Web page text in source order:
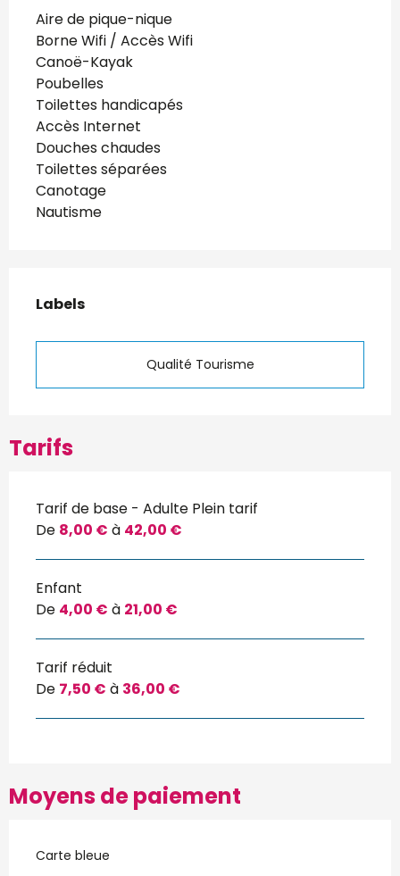
Aire de pique-nique
Borne Wifi / Accès Wifi
Canoë-Kayak
Poubelles
Toilettes handicapés
Accès Internet
Douches chaudes
Toilettes séparées
Canotage
Nautisme
Offres de prestations
Labels
Labels
Qualité Tourisme
Tarifs
Tarif de base - Adulte Plein tarif
De 8,00 € à 42,00 €
Enfant
De 4,00 € à 21,00 €
Tarif réduit
De 7,50 € à 36,00 €
Moyens de paiement
Carte bleue